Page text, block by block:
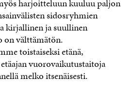
harjoitteluun kuuluu paljon
sidosryhmien
kirjallinen ja suullinen
on välttämätön.
toistaiseksi etänä,
vuorovaikutustaitoja
melko itsenäisesti.